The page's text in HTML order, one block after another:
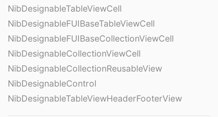
NibDesignableTableViewCell
NibDesignableFUIBaseTableViewCell
NibDesignableFUIBaseCollectionViewCell
NibDesignableCollectionViewCell
NibDesignableCollectionReusableView
NibDesignableControl
NibDesignableTableViewHeaderFooterView